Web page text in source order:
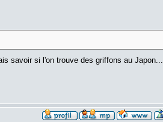
savoir si l'on trouve des griffons au Japon...